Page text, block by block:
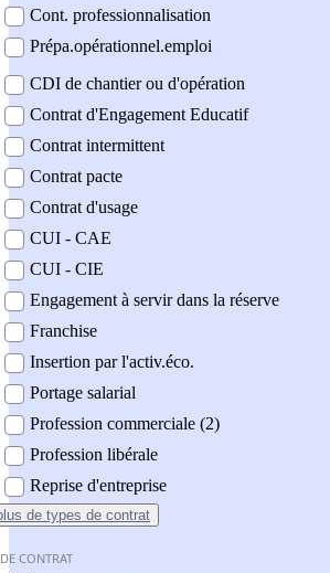
Cont. professionnalisation
Prépa.opérationnel.emploi
CDI de chantier ou d'opération
Contrat d'Engagement Educatif
Contrat intermittent
Contrat pacte
Contrat d'usage
CUI - CAE
CUI - CIE
Engagement à servir dans la réserve
Franchise
Insertion par l'activ.éco.
Portage salarial
Profession commerciale (2)
Profession libérale
Reprise d'entreprise
de types de contrat
CONTRAT